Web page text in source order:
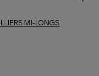
MI-LONGS